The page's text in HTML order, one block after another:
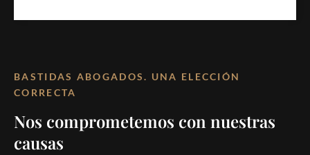
BASTIDAS ABOGADOS. UNA ELECCIÓN
CORRECTA
Nos comprometemos con nuestras
causas